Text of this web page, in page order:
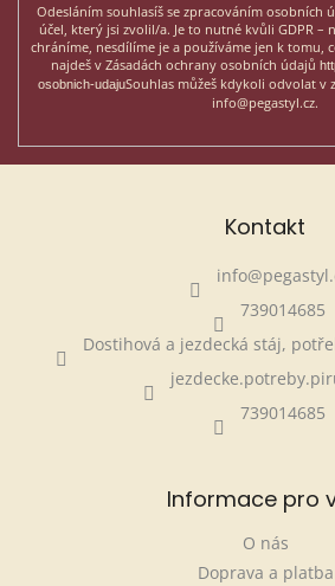
Odesláním souhlasíš se zpracováním osobních
účel, který jsi zvolil/a. Je to nutné kvůli GDPR –
chráníme, nesdílíme je a používáme jen k tomu,
najdeš v Zásadách ochrany osobních údajů
osobnich-udajuSouhlas můžeš kdykoli odvolat v
info@pegastyl.cz.
Kontakt
info@
739014685
Dostihová a jezdecká stáj,
739014685
Informace pro
O nás
Doprava a platba